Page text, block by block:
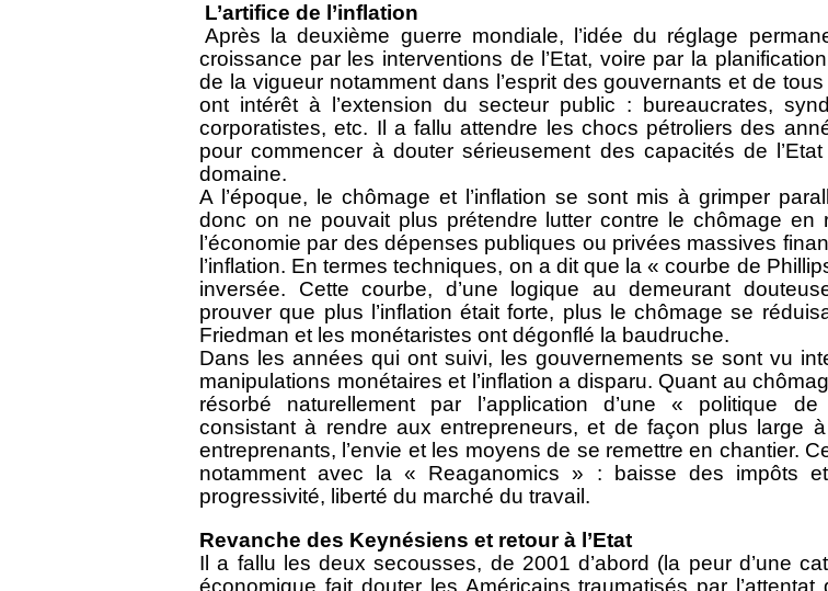
L’artifice de l’inflation
Après la deuxième guerre mondiale, l’idée du réglage
croissance par les interventions de l’Etat, voire par la
de la vigueur notamment dans l’esprit des gouvernants et de
ont intérêt à l’extension du secteur public : bureaucrates,
corporatistes, etc. Il a fallu attendre les chocs pétroliers des
pour commencer à douter sérieusement des capacités de
domaine.
A l’époque, le chômage et l’inflation se sont mis à grimper
donc on ne pouvait plus prétendre lutter contre le chômage en
l’économie par des dépenses publiques ou privées massives
l’inflation. En termes techniques, on a dit que la « courbe de
inversée. Cette courbe, d’une logique au demeurant
prouver que plus l’inflation était forte, plus le chômage se
Friedman et les monétaristes ont dégonflé la baudruche.
Dans les années qui ont suivi, les gouvernements se sont vu
manipulations monétaires et l’inflation a disparu. Quant au
résorbé naturellement par l’application d’une « politique de
consistant à rendre aux entrepreneurs, et de façon plus large
entreprenants, l’envie et les moyens de se remettre en chantier.
notamment avec la « Reaganomics » : baisse des impôts
progressivité, liberté du marché du travail.
Revanche des Keynésiens et retour à l’Etat
Il a fallu les deux secousses, de 2001 d’abord (la peur d’une
économique fait douter les Américains traumatisés par l’attentat